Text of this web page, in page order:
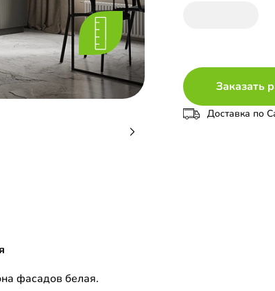
Заказать
Доставка по
фасадов белая.